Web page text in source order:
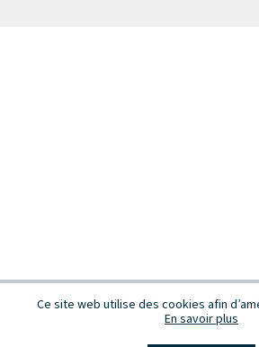
Ce site web utilise des cookies afin
En savoir plus